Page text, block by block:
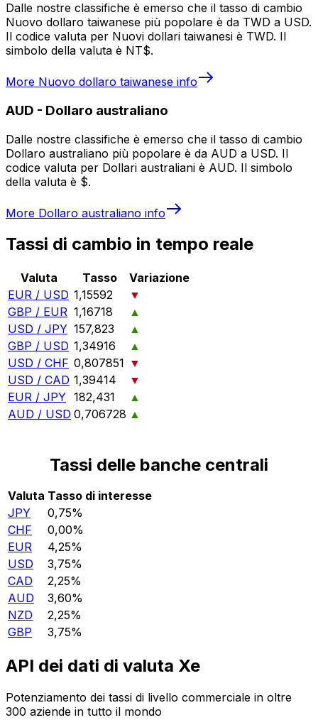
Dalle nostre classifiche è emerso che il tasso di cambio
Nuovo dollaro taiwanese più popolare è da TWD a USD.
Il codice valuta per Nuovi dollari taiwanesi è TWD. Il
simbolo della valuta è NT$.
More Nuovo dollaro taiwanese info
AUD - Dollaro australiano
Dalle nostre classifiche è emerso che il tasso di cambio
Dollaro australiano più popolare è da AUD a USD. Il
codice valuta per Dollari australiani è AUD. Il simbolo
della valuta è $.
More Dollaro australiano info
Tassi di cambio in tempo reale
Valuta Tasso
Variazione
EUR / USD 1,15592
▼
GBP / EUR 1,16718
▲
USD / JPY 157,823
▲
GBP / USD 1,34916
▲
USD / CHF 0,807851 ▼
USD / CAD 1,39414
▼
EUR / JPY 182,431
▲
AUD / USD 0,706728 ▲
Tassi delle banche centrali
Valuta Tasso di interesse
JPY
0,75%
CHF
0,00%
EUR
4,25%
USD
3,75%
CAD
2,25%
AUD
3,60%
NZD
2,25%
GBP
3,75%
API dei dati di valuta Xe
Potenziamento dei tassi di livello commerciale in oltre
300 aziende in tutto il mondo